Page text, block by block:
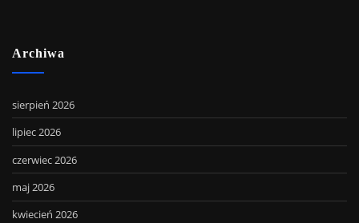
Archiwa
sierpień 2026
lipiec 2026
czerwiec 2026
maj 2026
kwiecień 2026